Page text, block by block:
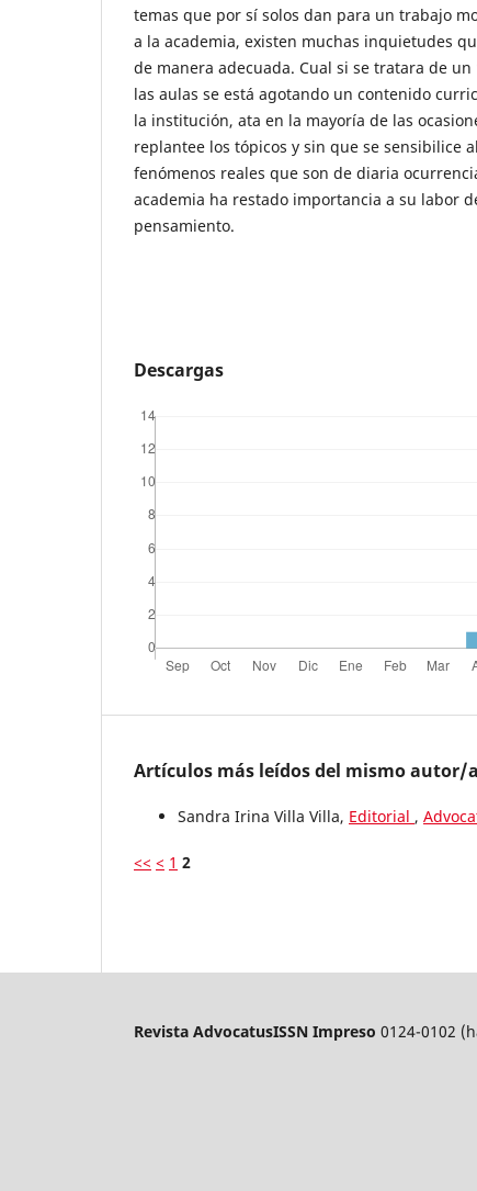
temas que por sí solos dan para un trabajo
a la academia, existen muchas inquietudes
de manera adecuada. Cual si se tratara de un
las aulas se está agotando un contenido
la institución, ata en la mayoría de las
replantee los tópicos y sin que se sensibilice
fenómenos reales que son de diaria
academia ha restado importancia a su labor
pensamiento.
Descargas
Artículos más leídos del mismo autor/a
Sandra Irina Villa Villa, Editorial ,
<< < 1 2
Revista AdvocatusISSN Impreso 0124-0102